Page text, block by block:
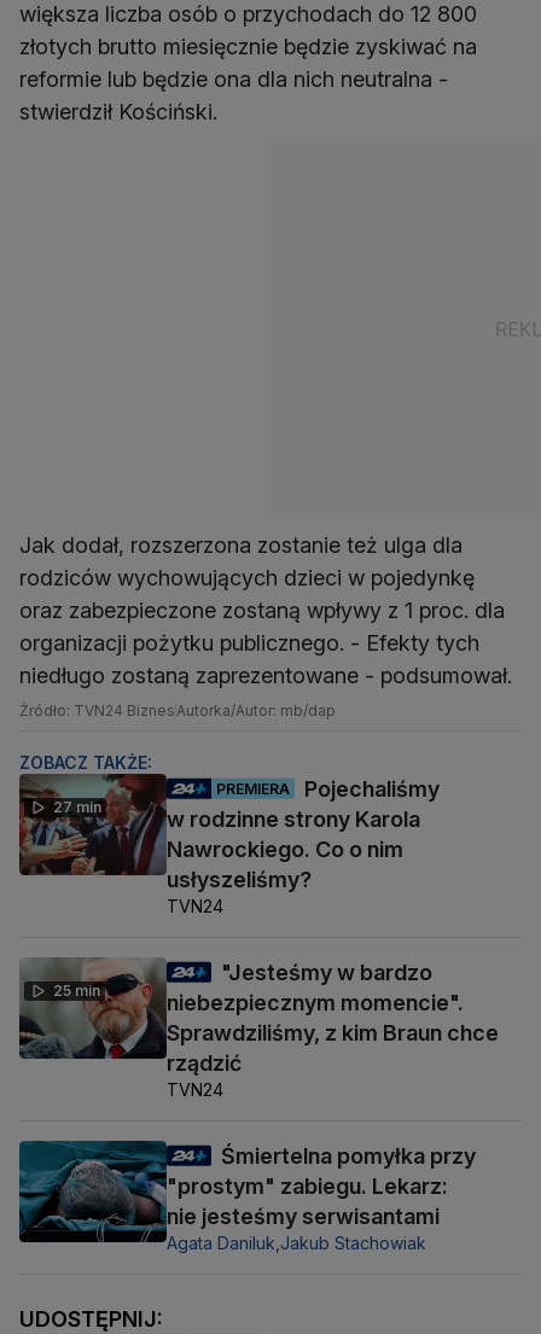
większa liczba osób o przychodach do 12 800
złotych brutto miesięcznie będzie zyskiwać na
reformie lub będzie ona dla nich neutralna -
stwierdził Kościński.
Jak dodał, rozszerzona zostanie też ulga dla
rodziców wychowujących dzieci w pojedynkę
oraz zabezpieczone zostaną wpływy z 1 proc. dla
organizacji pożytku publicznego. - Efekty tych
niedługo zostaną zaprezentowane - podsumował.
Źródło: TVN24 BiznesAutorka/Autor: mb/dap
ZOBACZ TAKŻE:
27 min
PREMIERA
Pojechaliśmy
w rodzinne strony Karola
Nawrockiego. Co o nim
usłyszeliśmy?
TVN24
25 min
"Jesteśmy w bardzo
niebezpiecznym momencie".
Sprawdziliśmy, z kim Braun chce
rządzić
TVN24
Śmiertelna pomyłka przy
"prostym" zabiegu. Lekarz:
nie jesteśmy serwisantami
Agata Daniluk, Jakub Stachowiak
UDOSTĘPNIJ: